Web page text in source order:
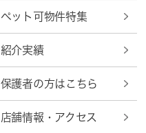
ペット可物件特集
紹介実績
保護者の方はこちら
店舗情報・アクセス